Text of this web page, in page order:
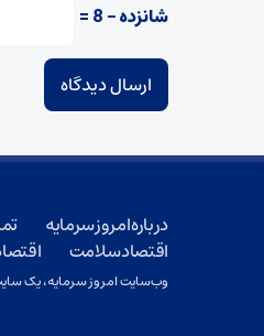
شانزده − 8 =
درباره امروز سرمایه
اقتصاد سلامت
وب‌سایت امروز سرمایه، یک